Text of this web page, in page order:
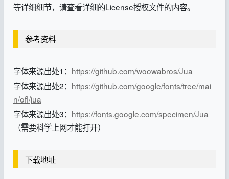
等详细细节，请查看详细的License授权文件的内容。
参考资料
字体来源出处1： https://github.com/woowabros/Jua
字体来源出处2： https://github.com/google/fonts/tree/mai
n/ofl/jua
字体来源出处3： https://fonts.google.com/specimen/Jua
（需要科学上网才能打开）
下载地址